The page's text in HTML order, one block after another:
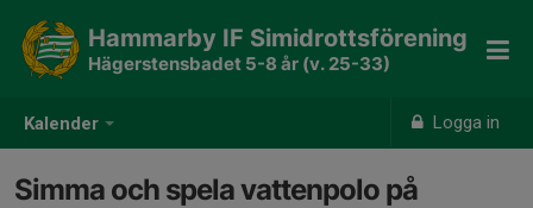
Kalender Logga in
Hammarby IF Simidrottsförening
Hägerstensbadet 5-8 år (v. 25-33)
Simma och spela vattenpolo på